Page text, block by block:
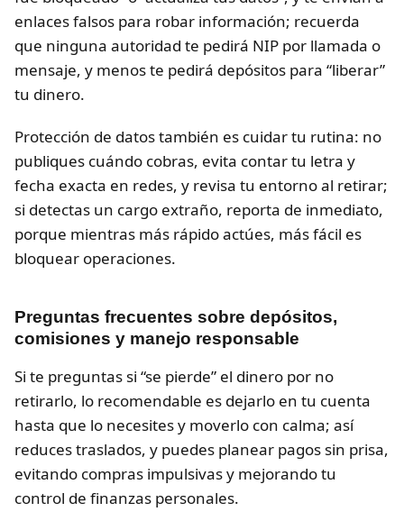
enlaces falsos para robar información; recuerda
que ninguna autoridad te pedirá NIP por llamada o
mensaje, y menos te pedirá depósitos para “liberar”
tu dinero.
Protección de datos también es cuidar tu rutina: no
publiques cuándo cobras, evita contar tu letra y
fecha exacta en redes, y revisa tu entorno al retirar;
si detectas un cargo extraño, reporta de inmediato,
porque mientras más rápido actúes, más fácil es
bloquear operaciones.
Preguntas frecuentes sobre depósitos,
comisiones y manejo responsable
Si te preguntas si “se pierde” el dinero por no
retirarlo, lo recomendable es dejarlo en tu cuenta
hasta que lo necesites y moverlo con calma; así
reduces traslados, y puedes planear pagos sin prisa,
evitando compras impulsivas y mejorando tu
control de finanzas personales.